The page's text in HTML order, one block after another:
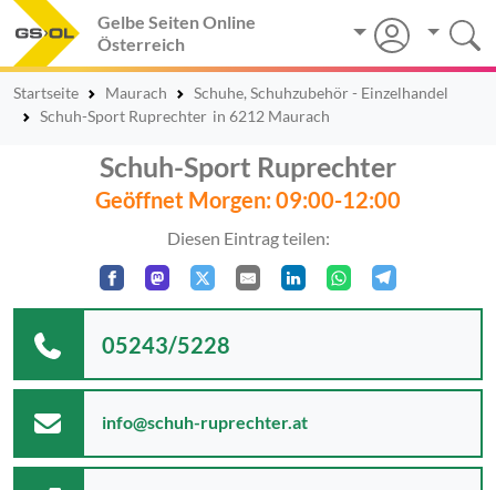
Gelbe Seiten Online
Österreich
Startseite Maurach
Schuhe, Schuhzubehör - Einzelhandel
Schuh-Sport Ruprechter in 6212 Maurach
Schuh-Sport Ruprechter
Geöffnet Morgen: 09:00-12:00
Diesen Eintrag teilen:
05243/5228
info@schuh-ruprechter.at